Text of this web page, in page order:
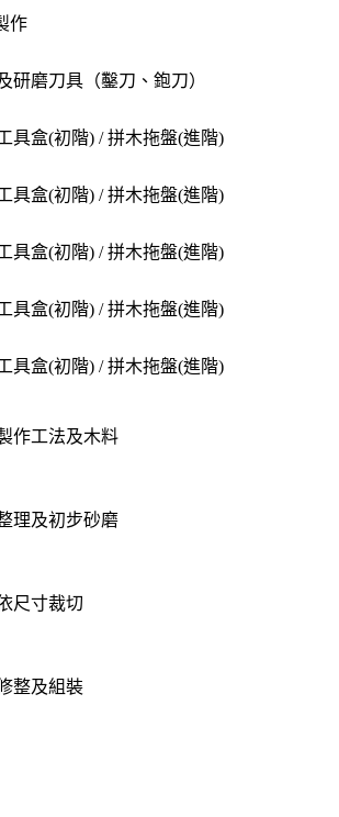
作
研磨刀具（鑿刀、鉋刀）
具盒(初階) / 拼木拖盤(進階)
具盒(初階) / 拼木拖盤(進階)
具盒(初階) / 拼木拖盤(進階)
具盒(初階) / 拼木拖盤(進階)
具盒(初階) / 拼木拖盤(進階)
作工法及木料
理及初步砂磨
尺寸裁切
整及組裝